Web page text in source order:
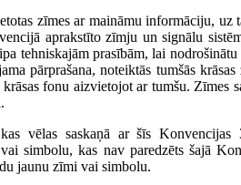
zīmes ar maināmu informāciju, uz
aprakstīto zīmju un signālu
tehniskajām prasībām, lai nodrošinātu
pārprašana, noteiktās tumšās
fonu aizvietojot ar tumšu. Zīmes
vēlas saskaņā ar šīs
simbolu, kas nav paredzēts šajā
jaunu zīmi vai simbolu.